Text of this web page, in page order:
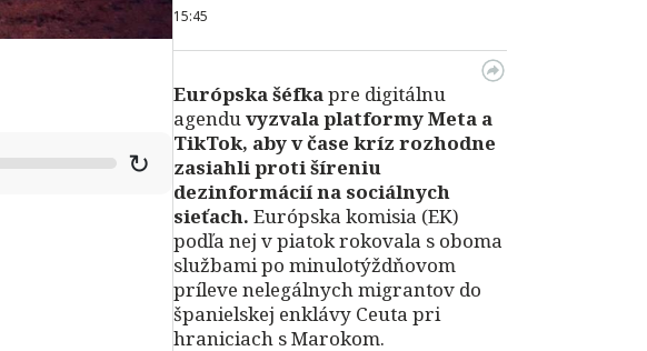
↻
15:45
Európska šéfkapre digitálnu
agenduvyzvala platformy Meta a
TikTok, aby v čase kríz rozhodne
zasiahli proti šíreniu
dezinformácií na sociálnych
sieťach. Európska komisia (EK)
podľa nej v piatok rokovala s oboma
službami po minulotýždňovom
príleve nelegálnych migrantov do
španielskej enklávy Ceuta pri
hraniciach s Marokom.